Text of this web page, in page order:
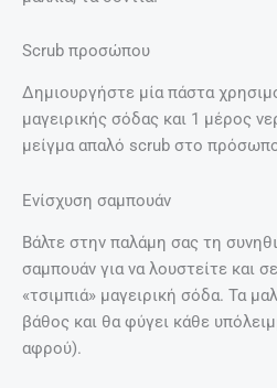
Scrub προσώπου
Δημιουργήστε μία πάστα
μαγειρικής σόδας και 1 μέρος
μείγμα απαλό scrub στο
Ενίσχυση σαμπουάν
Βάλτε στην παλάμη σας τη
σαμπουάν για να λουστείτε και
«τσιμπιά» μαγειρική σόδα. Τα
βάθος και θα φύγει κάθε
αφρού).